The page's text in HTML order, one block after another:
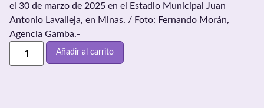
el 30 de marzo de 2025 en el Estadio Municipal Juan
Antonio Lavalleja, en Minas. / Foto: Fernando Morán,
Agencia Gamba.-
Añadir al carrito